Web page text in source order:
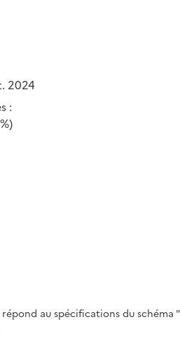
2024
:
au spécifications du